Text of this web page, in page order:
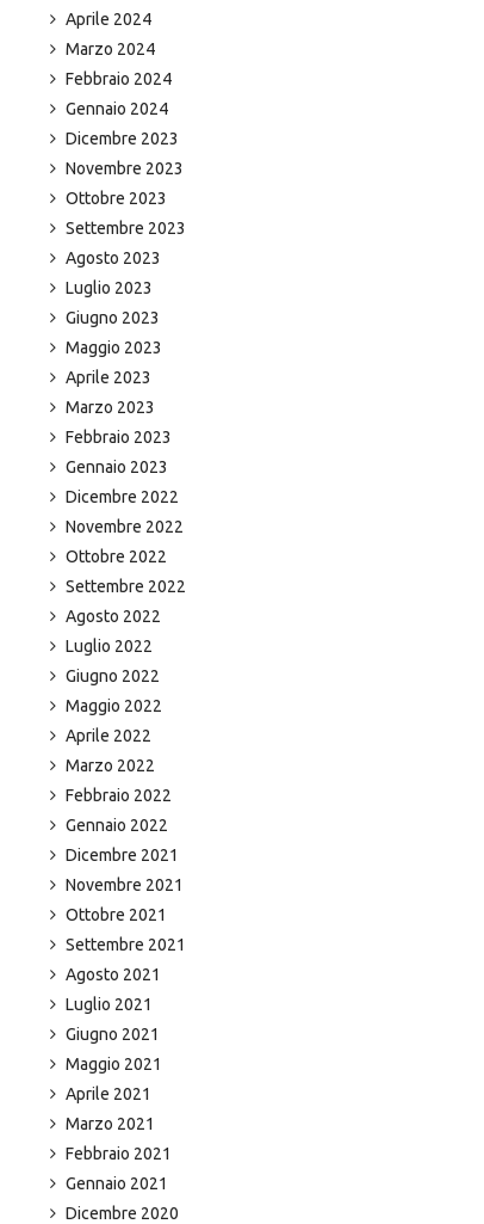
Aprile 2024
Marzo 2024
Febbraio 2024
Gennaio 2024
Dicembre 2023
Novembre 2023
Ottobre 2023
Settembre 2023
Agosto 2023
Luglio 2023
Giugno 2023
Maggio 2023
Aprile 2023
Marzo 2023
Febbraio 2023
Gennaio 2023
Dicembre 2022
Novembre 2022
Ottobre 2022
Settembre 2022
Agosto 2022
Luglio 2022
Giugno 2022
Maggio 2022
Aprile 2022
Marzo 2022
Febbraio 2022
Gennaio 2022
Dicembre 2021
Novembre 2021
Ottobre 2021
Settembre 2021
Agosto 2021
Luglio 2021
Giugno 2021
Maggio 2021
Aprile 2021
Marzo 2021
Febbraio 2021
Gennaio 2021
Dicembre 2020